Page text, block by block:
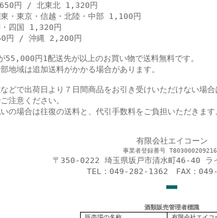
円 / 北東北 1,320円
・東京・信越・北陸・中部 1,100円
・四国 1,320円
円 / 沖縄 2,200円
55,000円1配送先が以上のお買い物で送料無料です。
地域は追加送料がかかる場合があります。
どで出荷日より７日間商品をお引き受けいただけない場合
注意ください。
いの場合は往復の送料と、代引手数料をご負担いただきます
有限会社エイコーン
事業者登録番号
〒350-0222 埼玉県坂戸市清水町46-40 ラ
TEL：049-282-1362 FAX：
■■■
酒類販売管理者標識